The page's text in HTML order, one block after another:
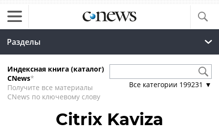
Разделы
Индексная книга (каталог)
CNews*
Получите все материалы
CNews по ключевому слову
Все категории 199231 ▼
Citrix Kaviza